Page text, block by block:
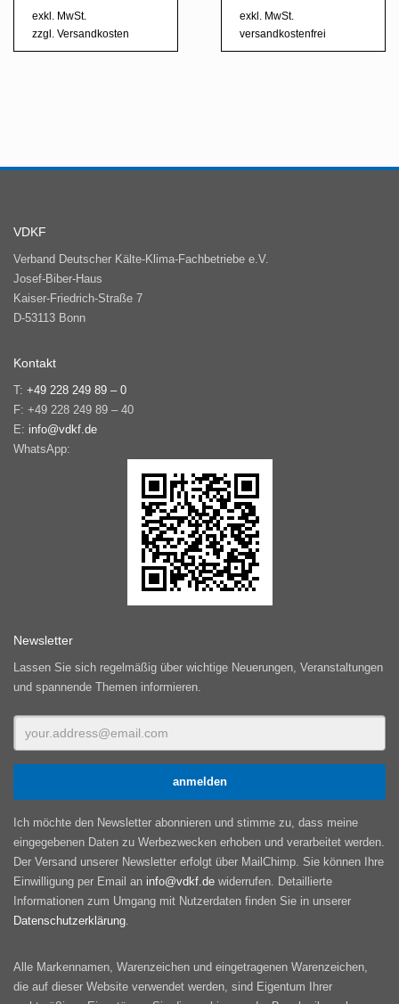
exkl. MwSt.
zzgl. Versandkosten
exkl. MwSt.
versandkostenfrei
VDKF
Verband Deutscher Kälte-Klima-Fachbetriebe e.V.
Josef-Biber-Haus
Kaiser-Friedrich-Straße 7
D-53113 Bonn
Kontakt
T: +49 228 249 89 – 0
F: +49 228 249 89 – 40
E: info@vdkf.de
WhatsApp:
Newsletter
Lassen Sie sich regelmäßig über wichtige Neuerungen, Veranstaltungen
und spannende Themen informieren.
Ich möchte den Newsletter abonnieren und stimme zu, dass meine
eingegebenen Daten zu Werbezwecken erhoben und verarbeitet werden.
Der Versand unserer Newsletter erfolgt über MailChimp. Sie können Ihre
Einwilligung per Email an info@vdkf.de widerrufen. Detaillierte
Informationen zum Umgang mit Nutzerdaten finden Sie in unserer
Datenschutzerklärung.
Alle Markennamen, Warenzeichen und eingetragenen Warenzeichen,
die auf dieser Website verwendet werden, sind Eigentum Ihrer